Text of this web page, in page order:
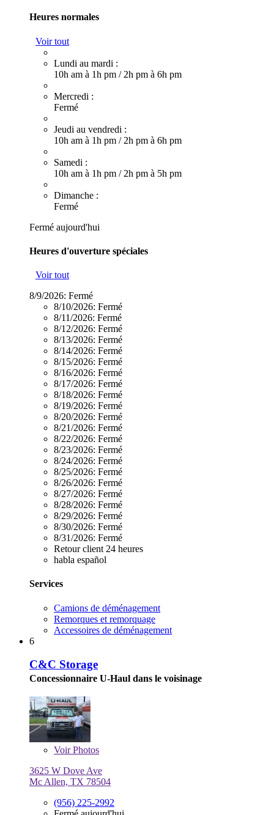
Heures normales
Voir tout
Lundi au mardi :
10h am à 1h pm / 2h pm à 6h pm
Mercredi :
Fermé
Jeudi au vendredi :
10h am à 1h pm / 2h pm à 6h pm
Samedi :
10h am à 1h pm / 2h pm à 5h pm
Dimanche :
Fermé
Fermé aujourd'hui
Heures d'ouverture spéciales
Voir tout
8/9/2026: Fermé
8/10/2026: Fermé
8/11/2026: Fermé
8/12/2026: Fermé
8/13/2026: Fermé
8/14/2026: Fermé
8/15/2026: Fermé
8/16/2026: Fermé
8/17/2026: Fermé
8/18/2026: Fermé
8/19/2026: Fermé
8/20/2026: Fermé
8/21/2026: Fermé
8/22/2026: Fermé
8/23/2026: Fermé
8/24/2026: Fermé
8/25/2026: Fermé
8/26/2026: Fermé
8/27/2026: Fermé
8/28/2026: Fermé
8/29/2026: Fermé
8/30/2026: Fermé
8/31/2026: Fermé
Retour client 24 heures
habla español
Services
Camions de déménagement
Remorques et remorquage
Accessoires de déménagement
6
C&C Storage
Concessionnaire U-Haul dans le voisinage
VoirPhotos
3625 W Dove Ave
Mc Allen, TX 78504
(956) 225-2992